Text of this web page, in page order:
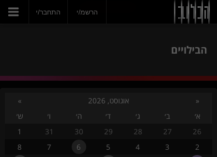
הצטרפי עכשיו
הרשמ/י התחבר/י
הבילויים
« אוגוסט, 2026
»
א׳
ב׳ ג׳ ד׳ ה׳ ו׳
ש׳
26
27
28
29
30
31
1
2
3
4
5
6
7
8